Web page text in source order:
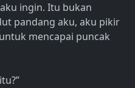
ingin. Itu bukan
pandang aku, aku pikir
mencapai puncak